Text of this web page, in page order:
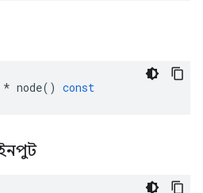
* node() const